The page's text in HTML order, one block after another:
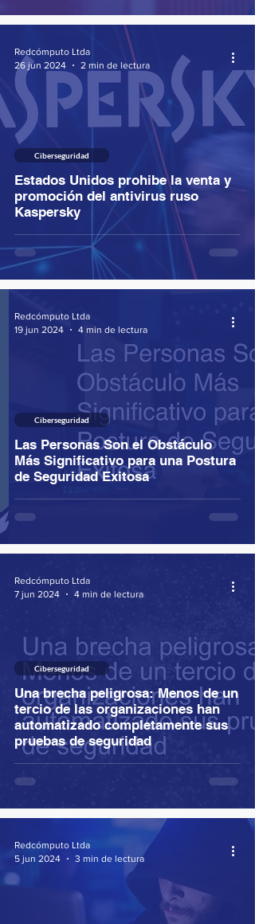
Estados Unidos prohibe la venta y
promoción del antivirus ruso
Kaspersky
Ciberseguridad
Redcómputo Ltda
26 jun 2024
2 min de lectura
Las Personas Son el Obstáculo
Más Significativo para una Postura
de Seguridad Exitosa
Ciberseguridad
Redcómputo Ltda
19 jun 2024
4 min de lectura
Una brecha peligrosa: Menos de un
tercio de las organizaciones han
automatizado completamente sus
pruebas de seguridad
Ciberseguridad
Redcómputo Ltda
7 jun 2024
4 min de lectura
Redcómputo Ltda
5 jun 2024
3 min de lectura